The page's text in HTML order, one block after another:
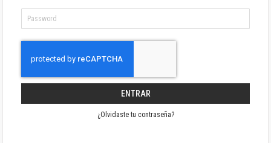
ENTRAR
¿Olvidaste tu contraseña?